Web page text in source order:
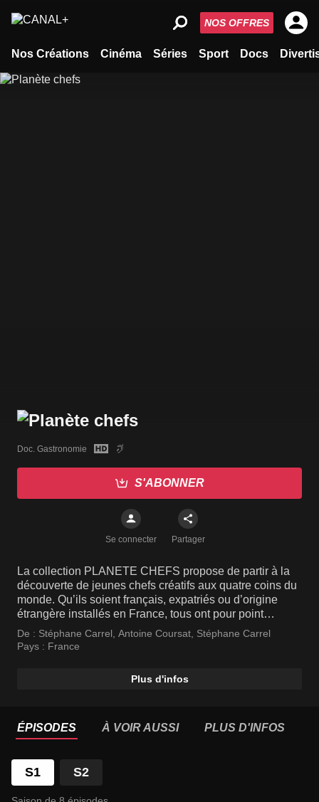
Nos Créations Cinéma Séries Sport Docs
NOS OFFRES
Doc. Gastronomie
S'ABONNER
Se connecter Partager
La collection PLANETE CHEFS propose de partir à la
découverte de jeunes chefs créatifs aux quatre coins du
monde. Qu’ils soient français, expatriés ou d’origine
étrangère installés en France, tous ont pour point
commun la passion de la cuisine qu’ils subliment sous
l’influence de leurs origines géographiques.
De : Stéphane Carrel, Antoine Coursat, Stéphane Carrel
Pays : France
Plus d'infos
ÉPISODES À VOIR AUSSI PLUS D'INFOS
S1 S2